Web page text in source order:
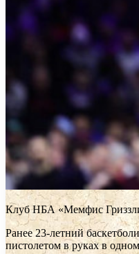
Клуб НБА «Мемфис
Ранее 23-летний
пистолетом в руках в